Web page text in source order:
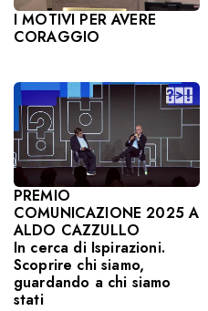
I MOTIVI PER AVERE
CORAGGIO
PREMIO
COMUNICAZIONE 2025 A
ALDO CAZZULLO
In cerca di Ispirazioni.
Scoprire chi siamo,
guardando a chi siamo
stati